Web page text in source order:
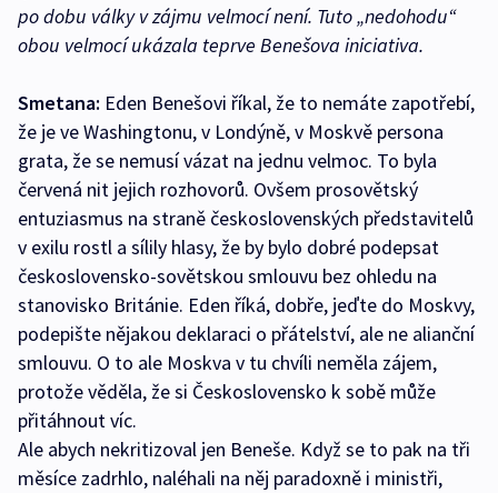
po dobu války v zájmu velmocí není. Tuto „nedohodu“
obou velmocí ukázala teprve Benešova iniciativa.
Smetana: Eden Benešovi říkal, že to nemáte zapotřebí,
že je ve Washingtonu, v Londýně, v Moskvě persona
grata, že se nemusí vázat na jednu velmoc. To byla
červená nit jejich rozhovorů. Ovšem prosovětský
entuziasmus na straně československých představitelů
v exilu rostl a sílily hlasy, že by bylo dobré podepsat
československo-sovětskou smlouvu bez ohledu na
stanovisko Británie. Eden říká, dobře, jeďte do Moskvy,
podepište nějakou deklaraci o přátelství, ale ne alianční
smlouvu. O to ale Moskva v tu chvíli neměla zájem,
protože věděla, že si Československo k sobě může
přitáhnout víc.
Ale abych nekritizoval jen Beneše. Když se to pak na tři
měsíce zadrhlo, naléhali na něj paradoxně i ministři,